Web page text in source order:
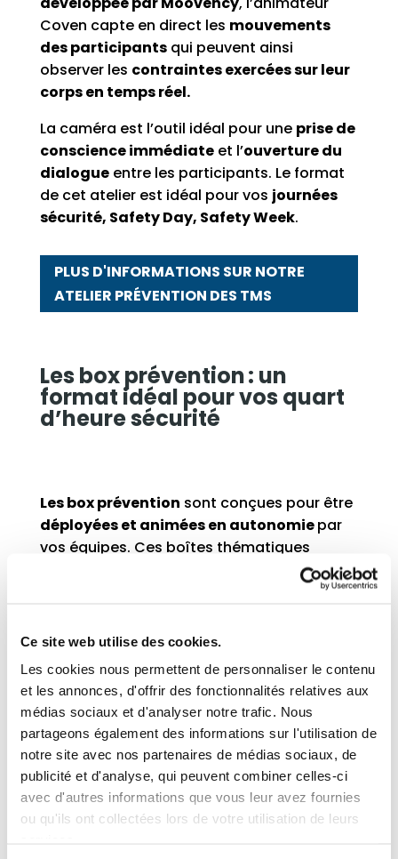
Ce site web utilise des cookies.
Les cookies nous permettent de personnaliser le contenu
et les annonces, d'offrir des fonctionnalités relatives aux
médias sociaux et d'analyser notre trafic. Nous
partageons également des informations sur l'utilisation de
notre site avec nos partenaires de médias sociaux, de
publicité et d'analyse, qui peuvent combiner celles-ci
avec d'autres informations que vous leur avez fournies
ou qu'ils ont collectées lors de votre utilisation de leurs
Coven capte en direct les mouvements
des participantsqui peuvent ainsi
observer les contraintes exercées sur leur
corps en temps réel.
La caméra est l’outil idéal pour une prise de
conscience immédiateet l’ouverture du
dialogueentre les participants. Le format
de cet atelier est idéal pour vos journées
sécurité, Safety Day, Safety Week.
PLUS D'INFORMATIONS SUR NOTRE
ATELIER PRÉVENTION DES TMS
Les box prévention : un
format idéal pour vos quart
d’heure sécurité
Les boxprévention sont concues pour etre
déployéeset animéesen autonomiepar
vos équipes. Ces boites thématiques
peut s’emparer d’unthème
participative et ludique.
Que ce soit dans une salle deréunion, un
bureau ou sur chantier, les box prévention
sontnomadesetréutilisables.
Sur le sujet de la prévention des TMS, nous